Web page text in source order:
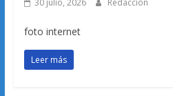
foto internet
Leer más